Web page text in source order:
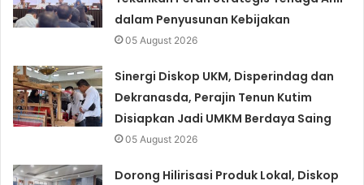
dalam Penyusunan Kebijakan
05 August 2026
Sinergi Diskop UKM, Disperindag dan
Dekranasda, Perajin Tenun Kutim
Disiapkan Jadi UMKM Berdaya Saing
05 August 2026
Dorong Hilirisasi Produk Lokal, Diskop